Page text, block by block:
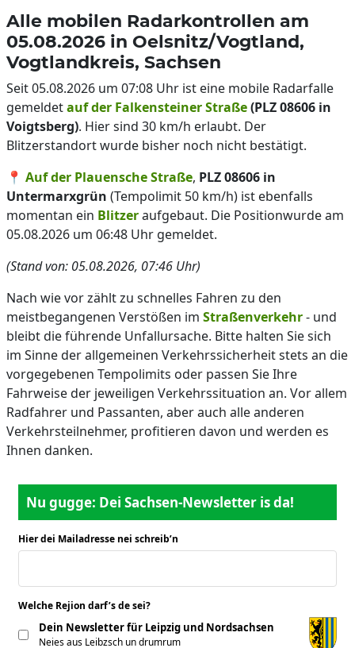
Alle mobilen Radarkontrollen am
05.08.2026 in Oelsnitz/Vogtland,
Vogtlandkreis, Sachsen
Seit 05.08.2026 um 07:08 Uhr ist eine mobile Radarfalle
gemeldetauf der Falkensteiner Straße(PLZ 08606 in
Voigtsberg). Hier sind 30 km/h erlaubt. Der
Blitzerstandort wurde bisher noch nicht bestätigt.
📍 Auf der Plauensche Straße, PLZ 08606 in
Untermarxgrün (Tempolimit 50 km/h) ist ebenfalls
momentan ein Blitzeraufgebaut. Die Positionwurde am
05.08.2026 um 06:48 Uhr gemeldet.
(Stand von: 05.08.2026, 07:46 Uhr)
Nach wie vor zählt zu schnelles Fahren zu den
meistbegangenen Verstößen im Straßenverkehr- und
bleibt die führende Unfallursache. Bitte halten Sie sich
im Sinne der allgemeinen Verkehrssicherheit stets an die
vorgegebenen Tempolimits oder passen Sie Ihre
Fahrweise der jeweiligen Verkehrssituation an. Vor allem
Radfahrer und Passanten, aber auch alle anderen
Verkehrsteilnehmer, profitieren davon und werden es
Ihnen danken.
Nu gugge: Dei Sachsen-Newsletter is da!
Hier dei Mailadresse nei schreib’n
Welche Rejion darf’s de sei?
Dein Newsletter für Leipzig und Nordsachsen
Neies aus Leibzsch un drumrum